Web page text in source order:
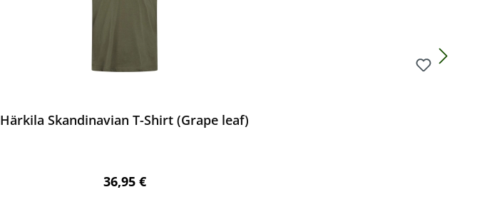
Härkila Skandinavian T-Shirt (Grape leaf)
Regulärer Preis:
36,95 €